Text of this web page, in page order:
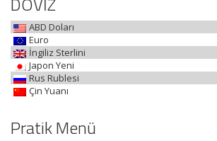
ABD Doları
Euro
İngiliz Sterlini
Japon Yeni
Rus Rublesi
Çin Yuanı
Pratik Menü